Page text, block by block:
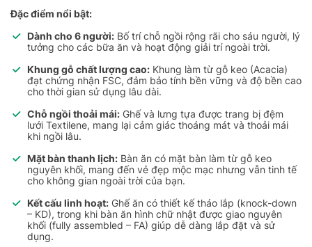
Đặc điểm nổi bật:
Dành cho 6 người: Bố trí chỗ ngồi rộng rãi cho sáu người, lý
tưởng cho các bữa ăn và hoạt động giải trí ngoài trời.
Khung gỗ chất lượng cao: Khung làm từ gỗ keo (Acacia)
đạt chứng nhận FSC, đảm bảo tính bền vững và độ bền cao
cho thời gian sử dụng lâu dài.
Chỗ ngồi thoải mái: Ghế và lưng tựa được trang bị đệm
lưới Textilene, mang lại cảm giác thoáng mát và thoải mái
khi ngồi lâu.
Mặt bàn thanh lịch: Bàn ăn có mặt bàn làm từ gỗ keo
nguyên khối, mang đến vẻ đẹp mộc mạc nhưng vẫn tinh tế
cho không gian ngoài trời của bạn.
Kết cấu linh hoạt: Ghế ăn có thiết kế tháo lắp (knock-down
– KD), trong khi bàn ăn hình chữ nhật được giao nguyên
khối (fully assembled – FA) giúp dễ dàng lắp đặt và sử
dụng.